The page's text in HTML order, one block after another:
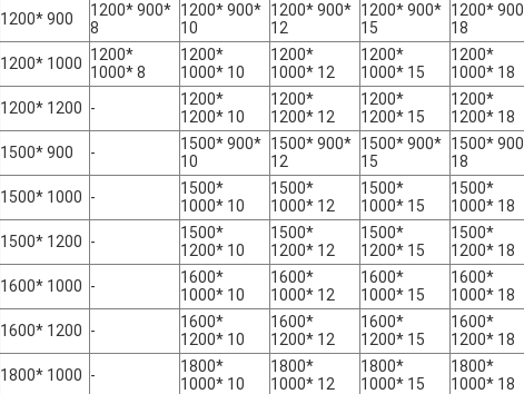
1200* 900
1200* 900*
8
1200* 900*
10
1200* 900*
12
1200* 900*
15
1200*
18
1200* 1000 1200*
1000* 8
1200*
1000* 10
1200*
1000* 12
1200*
1000* 15
1200*
1000* 18
1200* 1200 -
1200*
1200* 10
1200*
1200* 12
1200*
1200* 15
1200*
1200* 18
1500* 900
-
1500* 900*
10
1500* 900*
12
1500* 900*
15
1500*
18
1500* 1000 -
1500*
1000* 10
1500*
1000* 12
1500*
1000* 15
1500*
1000* 18
1500* 1200 -
1500*
1200* 10
1500*
1200* 12
1500*
1200* 15
1500*
1200* 18
1600* 1000 -
1600*
1000* 10
1600*
1000* 12
1600*
1000* 15
1600*
1000* 18
1600* 1200 -
1600*
1200* 10
1600*
1200* 12
1600*
1200* 15
1600*
1200* 18
1800* 1000 -
1800*
1000* 10
1800*
1000* 12
1800*
1000* 15
1800*
1000* 18